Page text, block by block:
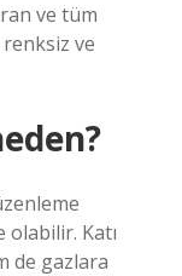
ve tüm
renksiz ve
Katı
de gazlara